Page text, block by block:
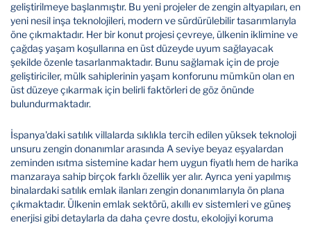
geliştirilmeye başlanmıştır. Bu yeni projeler de zengin altyapıları, en
yeni nesil inşa teknolojileri, modern ve sürdürülebilir tasarımlarıyla
öne çıkmaktadır. Her bir konut projesi çevreye, ülkenin iklimine ve
çağdaş yaşam koşullarına en üst düzeyde uyum sağlayacak
şekilde özenle tasarlanmaktadır. Bunu sağlamak için de proje
geliştiriciler, mülk sahiplerinin yaşam konforunu mümkün olan en
üst düzeye çıkarmak için belirli faktörleri de göz önünde
bulundurmaktadır.
İspanya'daki satılık villalarda sıklıkla tercih edilen yüksek teknoloji
unsuru zengin donanımlar arasında A seviye beyaz eşyalardan
zeminden ısıtma sistemine kadar hem uygun fiyatlı hem de harika
manzaraya sahip birçok farklı özellik yer alır. Ayrıca yeni yapılmış
binalardaki satılık emlak ilanları zengin donanımlarıyla ön plana
çıkmaktadır. Ülkenin emlak sektörü, akıllı ev sistemleri ve güneş
enerjisi gibi detaylarla da daha çevre dostu, ekolojiyi koruma